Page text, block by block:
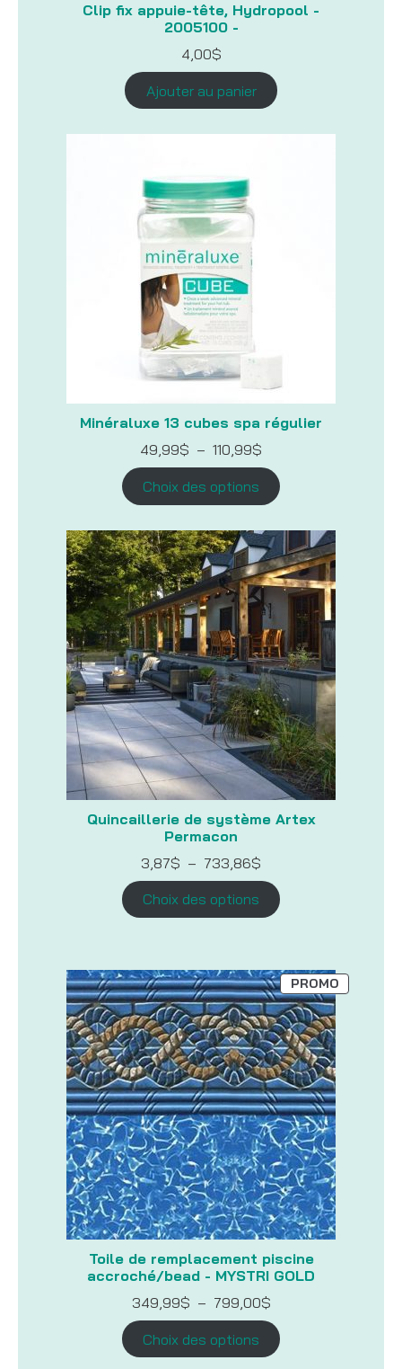
Clip fix appuie-tête, Hydropool -
2005100 -
4,00$
Ajouter au panier
Minéraluxe 13 cubes spa régulier
49,99$ – 110,99$
de
prix :
49,99$
à
Choix des options
Quincaillerie de système Artex
Permacon
3,87$ – 733,86$
prix :
3,87$
à
Choix des options
Toile de remplacement piscine
accroché/bead - MYSTRI GOLD
PROMOPRODUIT
EN
349,99$ – 799,00$Plage
prix :
349,99$
à
Choix des options